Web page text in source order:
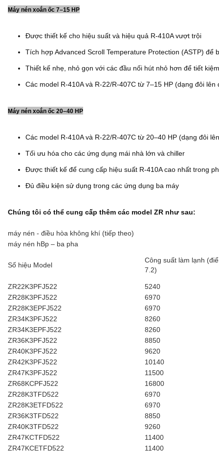
Máy nén xoắn ốc 7–15 HP
Được thiết kế cho hiệu suất và hiệu quả R-410A vượt trội
Tích hợp Advanced Scroll Temperature Protection (ASTP)
Thiết kế nhẹ, nhỏ gọn với các đầu nối hút nhỏ hơn để tiết
Các model R-410A và R-22/R-407C từ 7–15 HP (dạng đôi lên
Máy nén xoắn ốc 20–40 HP
Các model R-410A và R-22/R-407C từ 20–40 HP (dạng đôi
Tối ưu hóa cho các ứng dụng mái nhà lớn và chiller
Được thiết kế để cung cấp hiệu suất R-410A cao nhất trong
Đủ điều kiện sử dụng trong các ứng dụng ba máy
Chúng tôi có thể cung cấp thêm các model ZR như sau:
máy nén - điều hòa không khí (tiếp theo)
máy nén hBp – ba pha
Số hiệu Model
Công suất làm lạnh
7.2)
ZR22K3PFJ522
5240
ZR28K3PFJ522
6970
ZR28K3EPFJ522
6970
ZR34K3PFJ522
8260
ZR34K3EPFJ522
8260
ZR36K3PFJ522
8850
ZR40K3PFJ522
9620
ZR42K3PFJ522
10140
ZR47K3PFJ522
11500
ZR68KCPFJ522
16800
ZR28K3TFD522
6970
ZR28K3ETFD522
6970
ZR36K3TFD522
8850
ZR40K3TFD522
9260
ZR47KCTFD522
11400
ZR47KCETFD522
11400